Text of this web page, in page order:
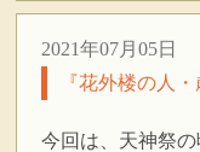
2021年07月05日
『花外楼の人
今回は、天神祭